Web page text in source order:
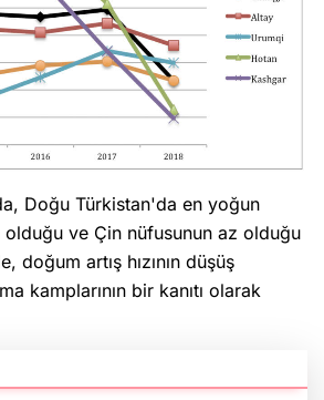
Doğu Türkistan'da en yoğun
ve Çin nüfusunun az olduğu
doğum artış hızının düşüş
kamplarının bir kanıtı olarak